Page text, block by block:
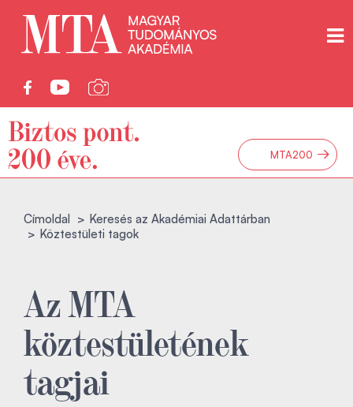
MTA200 →
Címoldal
Keresés az Akadémiai Adattárban
Köztestületi tagok
Az MTA
köztestületének
tagjai